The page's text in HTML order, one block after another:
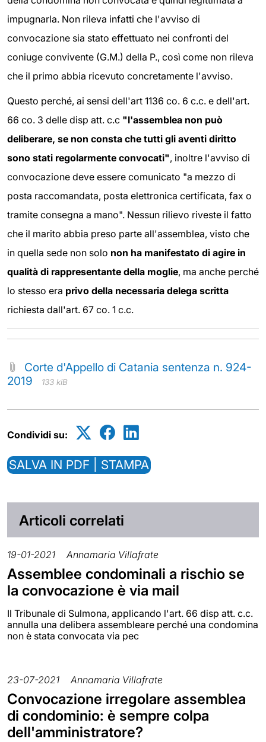
impugnarla. Non rileva infatti che l'avviso di
convocazione sia stato effettuato nei confronti del
coniuge convivente (G.M.) della P., così come non rileva
che il primo abbia ricevuto concretamente l'avviso.
Questo perché, ai sensi dell'art 1136 co. 6 c.c. e dell'art.
66 co. 3 delle disp att. c.c "l'assemblea non può
deliberare, se non consta che tutti gli aventi diritto
sono stati regolarmente convocati", inoltre l'avviso di
convocazione deve essere comunicato "a mezzo di
posta raccomandata, posta elettronica certificata, fax o
tramite consegna a mano". Nessun rilievo riveste il fatto
che il marito abbia preso parte all'assemblea, visto che
in quella sede non solo non ha manifestato di agire in
qualità di rappresentante della moglie, ma anche perché
lo stesso era privo della necessaria delega scritta
richiesta dall'art. 67 co. 1 c.c.
Corte d'Appello di Catania sentenza n. 924-
2019
133 kiB
Condividi su:
SALVA IN PDF | STAMPA
Articoli correlati
19-01-2021 Annamaria Villafrate
Assemblee condominali a rischio se
la convocazione è via mail
Il Tribunale di Sulmona, applicando l'art. 66 disp att. c.c.
annulla una delibera assembleare perché una condomina
non è stata convocata via pec
23-07-2021 Annamaria Villafrate
Convocazione irregolare assemblea
di condominio: è sempre colpa
dell'amministratore?